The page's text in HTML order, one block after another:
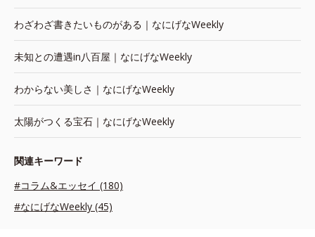
わざわざ書きたいものがある｜なにげなWeekly
未知との遭遇in八百屋｜なにげなWeekly
わからない美しさ｜なにげなWeekly
太陽がつくる宝石｜なにげなWeekly
関連キーワード
#コラム&エッセイ (180)
#なにげなWeekly (45)